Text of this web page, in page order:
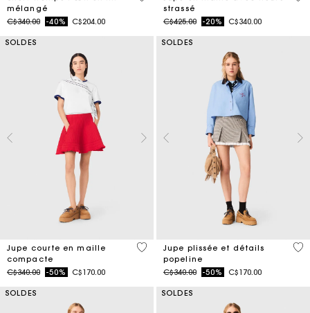
mélangé
Price reduced from
C$340.00to-40% C$204.00
strassé
Price reduced from
C$425.00to-20% C$340.00
SOLDES
Jupe courte en maille
compacte
Price reduced from
C$340.00to-50% C$170.00
3,3 out of 5 Customer Rating
SOLDES
Jupe plissée et détails
popeline
Price reduced from
C$340.00to-50% C$170.00
3,9
SOLDES SOLDES